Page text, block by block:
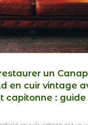
un
en cuir vintage
capitonne : guide